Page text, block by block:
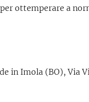
ottemperare a
in Imola (BO), Via